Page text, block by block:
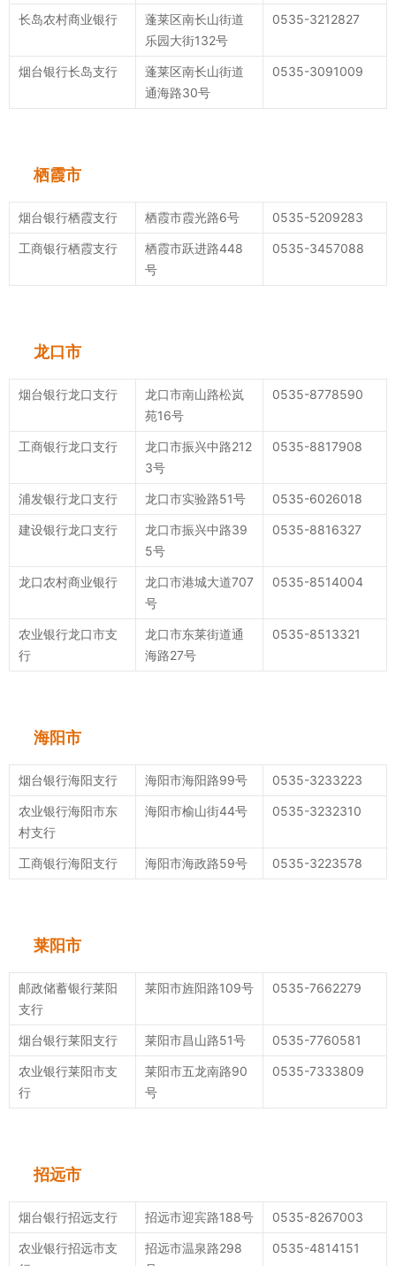
长岛农村商业银行
蓬莱区南长山街道
乐园大街132号
0535-3212827
烟台银行长岛支行
蓬莱区南长山街道
通海路30号
0535-3091009
栖霞市
烟台银行栖霞支行 栖霞市霞光路6号 0535-5209283
工商银行栖霞支行
栖霞市跃进路448
号
0535-3457088
龙口市
烟台银行龙口支行
龙口市南山路松岚
苑16号
0535-8778590
工商银行龙口支行
龙口市振兴中路212
3号
0535-8817908
浦发银行龙口支行 龙口市实验路51号 0535-6026018
建设银行龙口支行
龙口市振兴中路39
5号
0535-8816327
龙口农村商业银行
龙口市港城大道707
号
0535-8514004
农业银行龙口市支
行
龙口市东莱街道通
海路27号
0535-8513321
海阳市
烟台银行海阳支行 海阳市海阳路99号 0535-3233223
农业银行海阳市东
村支行
海阳市榆山街44号 0535-3232310
工商银行海阳支行 海阳市海政路59号 0535-3223578
莱阳市
邮政储蓄银行莱阳
支行
莱阳市旌阳路109号 0535-7662279
烟台银行莱阳支行 莱阳市昌山路51号 0535-7760581
农业银行莱阳市支
行
莱阳市五龙南路90
号
0535-7333809
招远市
烟台银行招远支行 招远市迎宾路188号 0535-8267003
农业银行招远市支
招远市温泉路298
0535-4814151